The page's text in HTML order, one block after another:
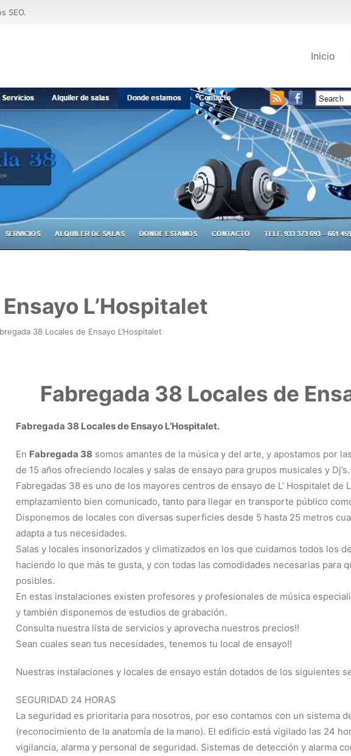
SEO.
Inicio
L’Hospitalet
38 Locales de Ensayo L’Hospitalet
Fabregada 38 Locales de
Fabregada 38 Locales de Ensayo L’Hospitalet.
En Fabregada 38 somos amantes de la música y del arte, y apostamos por
de 15 años ofreciendo locales y salas de ensayo para grupos musicales y Dj’s.
Fabregadas 38 es uno de los mayores centros de ensayo de L’ Hospitalet de
emplazamiento bien comunicado, tanto para llegar en transporte público
Disponemos de locales con diversas superficies desde 5 hasta 25 metros
adapta a tus necesidades.
Salas y locales insonorizados y climatizados en los que cuidamos todos los
haciendo lo que más te gusta, y con todas las comodidades necesarias para
posibles.
En estas instalaciones existen profesores y profesionales de música
y también disponemos de estudios de grabación.
Consulta nuestra lista de servicios y aprovecha nuestros precios!!
Sean cuales sean tus necesidades, tenemos tu local de ensayo!!
Nuestras instalaciones y locales de ensayo están dotados de los siguientes
SEGURIDAD 24 HORAS
La seguridad es prioritaria para nosotros, por eso contamos con un sistema
(reconocimiento de la anatomía de la mano).‬ El edificio está vigilado las 24
vigilancia, alarma y personal de seguridad.‬ Sistemas de detección y alarma